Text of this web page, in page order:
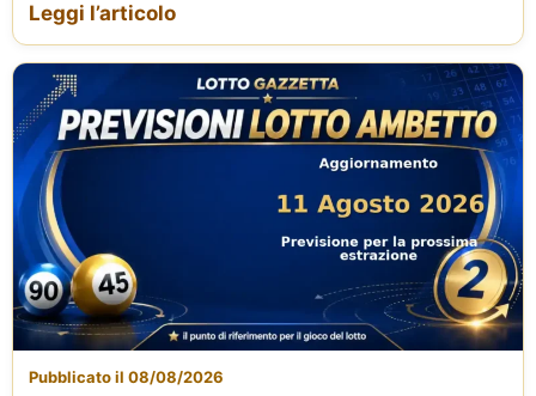
Leggi l’articolo
Pubblicato il 08/08/2026